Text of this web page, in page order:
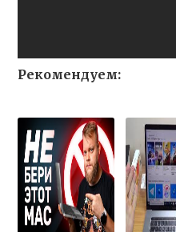
Рекомендуем: